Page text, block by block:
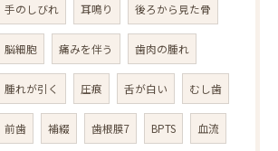
手のしびれ 耳鳴り 後ろから見た骨
脳細胞 痛みを伴う 歯肉の腫れ
腫れが引く 圧痕 舌が白い むし歯
前歯 補綴 歯根膜7 BPTS 血流